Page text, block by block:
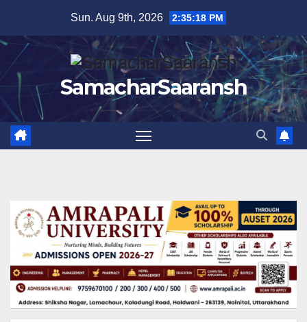
content
Sun. Aug 9th, 2026 2:35:19 PM
SamacharSaaransh